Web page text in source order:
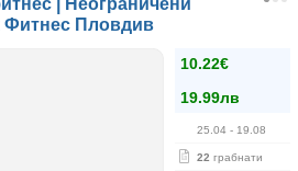
| Неограничени
Фитнес Пловдив
10.22€
19.99лв
25.04 - 19.08
22 грабнати